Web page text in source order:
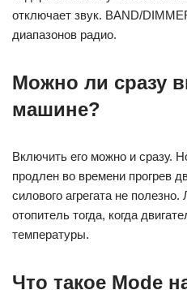
отключает звук. BAND/
диапазонов радио.
Можно ли сразу
машине?
Включить его можно и сразу.
продлен во времени прогрев
силового агрегата не
отопитель тогда, когда
температуры.
Что такое Mode